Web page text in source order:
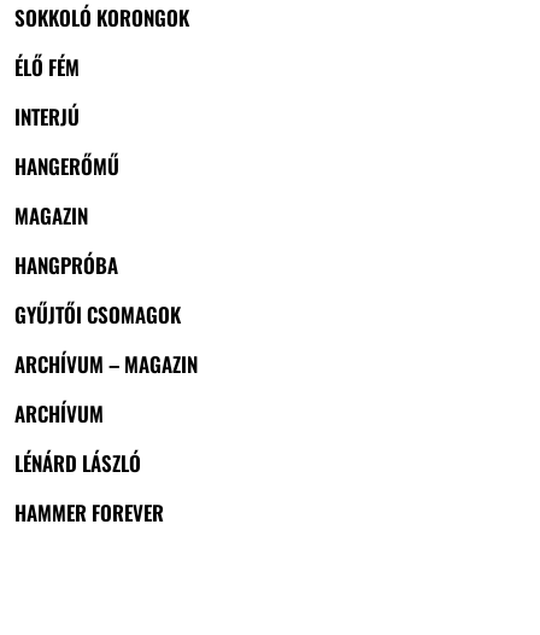
SOKKOLÓ KORONGOK
ÉLŐ FÉM
INTERJÚ
HANGERŐMŰ
MAGAZIN
HANGPRÓBA
GYŰJTŐI CSOMAGOK
ARCHÍVUM – MAGAZIN
ARCHÍVUM
LÉNÁRD LÁSZLÓ
HAMMER FOREVER